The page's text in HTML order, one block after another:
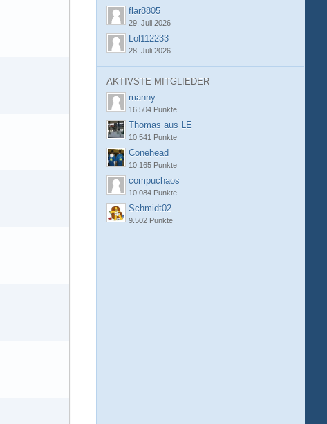
flar8805
29. Juli 2026
Lol112233
28. Juli 2026
AKTIVSTE MITGLIEDER
manny
16.504 Punkte
Thomas aus LE
10.541 Punkte
Conehead
10.165 Punkte
compuchaos
10.084 Punkte
Schmidt02
9.502 Punkte